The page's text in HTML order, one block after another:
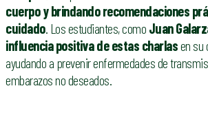
cuerpo y brindando recomendaciones
cuidado. Los estudiantes, como Juan
influencia positiva de estas charlasen su
ayudando a prevenir enfermedades de
embarazos no deseados.